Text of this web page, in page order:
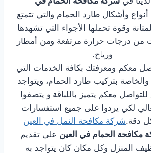
وأشكال طارد الحمام والتي تتمتع
وقوة تحملها الأجواء التي تشهدها
من درجات حرارة مرتفعة ومن أمطار
ورياح.
معكم ومعرفتك بكافة الخدمات التي
والخاصة بتركيب طارد الحمام، ويتواجد
للتواصل معكم يتميز باللباقة و يتصفوا
لكي يردوا على جميع استفسارات
دقة.شركة مكافحة النمل في العين
مكافحة الحمام في العين على تقديم
المنزل وكل مكان كان يتواجد به